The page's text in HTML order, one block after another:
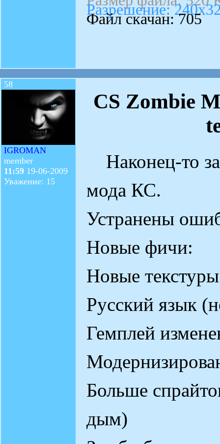
Разрешение:
Файл скачан: 705
58
IGROMAN
member
11:59 19-06-2009
Уважение: 15
CS Zombie
Наконец-то
мода КС.
Устранены
Новые фичи:
Новые
Русский язык
Гемплей
Больше
дым)